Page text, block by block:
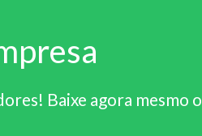
Baixe agora mesmo o